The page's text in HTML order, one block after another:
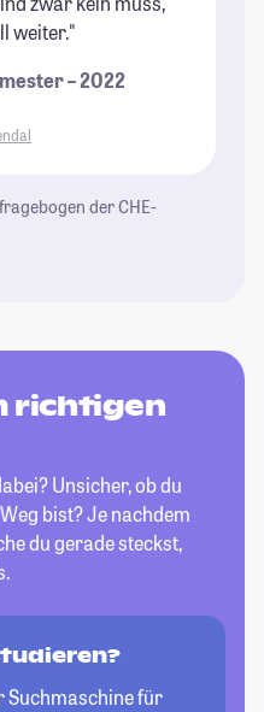
weiter."
– 2022
der CHE-
richtigen
Unsicher, ob du
bist? Je nachdem
du gerade steckst,
Suchmaschine für